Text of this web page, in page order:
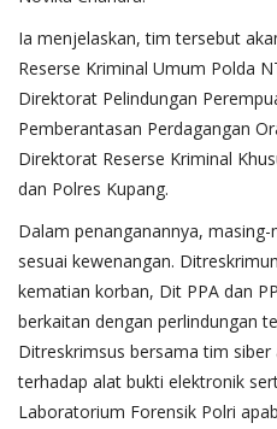
Ia menjelaskan, tim tersebut
Reserse Kriminal Umum Polda
Direktorat Pelindungan
Pemberantasan Perdagangan
Direktorat Reserse Kriminal
dan Polres Kupang.
Dalam penanganannya,
sesuai kewenangan.
kematian korban, Dit PPA dan
berkaitan dengan perlindungan
Ditreskrimsus bersama tim
terhadap alat bukti elektronik
Laboratorium Forensik Polri